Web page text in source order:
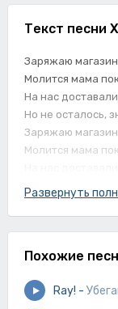
Текст песни
Заряжаю магазин
Молится мама
На нас
Но не осталось,
Заряжаю магазин
Молится мама
Но мы не ждали
Развернуть
Похожие
Ray! -